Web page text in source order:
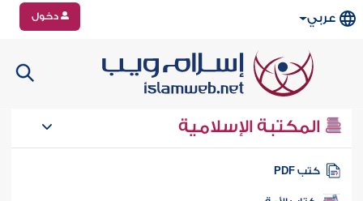
عربي دخول
المكتبة الإسلامية
كتب PDF